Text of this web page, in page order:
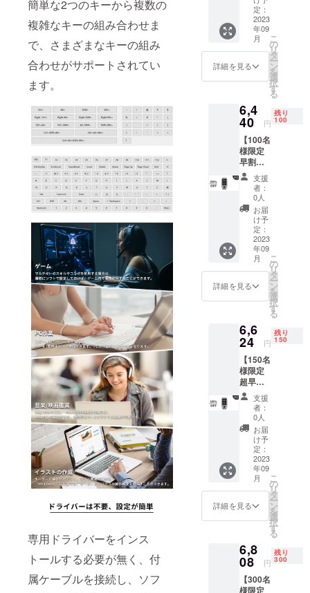
簡単な2つのキーから複数の
複雑なキーの組み合わせま
で、さまざまなキーの組み
合わせがサポートされてい
ます。
専用ドライバーをインス
トールする必要が無く、付
属ケーブルを接続し、ソフ
サポートし
ています。
製品の販売
だけでなく
運営にまで
で、日本の
皆様のニー
ズを十分に
満たす製品
をご提供し
続けること
が弊社の目
標となって
おります。
製品及び配
送に関する
お問い合わ
support@gat
her-tech.jp
ボード
「Mini
cukey
」×1 定
価:9,20
0円（税
込） ※
送料無
本国内
限定）
内容
物： ・
「Mini
cukey
」本体
×1 ・充
電ケー
ブル×1
・日本
語取扱
説明書
定：
2023
年09
月
詳細を見る
こ
の
リ
タ
ー
ン
を
選
択
す
る
6,4
40 円
残り
100
【100名
様限定
早割
30％OF
F】カス
タム
キー
ボード
「Mini
cukey
」×1 定
価:9,20
0円（税
込） ※
送料無
料（日
限定）
内容
物： ・
「Mini
cukey
」本体
×1 ・充
電ケー
ブル×1
・日本
語取扱
説明書
支援
者：
0人
お届
け予
定：
2023
年09
月
詳細を見る
こ
の
リ
タ
ー
ン
を
選
択
す
る
6,6
24 円
残り
150
【150名
様限定
超早割
28％OF
F】カス
タム
キー
ボード
「Mini
cukey
」×1 定
価:9,20
0円（税
込） ※
送料無
料（日
限定）
内容
物： ・
「Mini
支援
者：
0人
お届
け予
定：
2023
年09
月
詳細を見る
こ
の
リ
タ
ー
ン
を
選
択
す
る
6,8
08 円
残り
300
【300名
様限定